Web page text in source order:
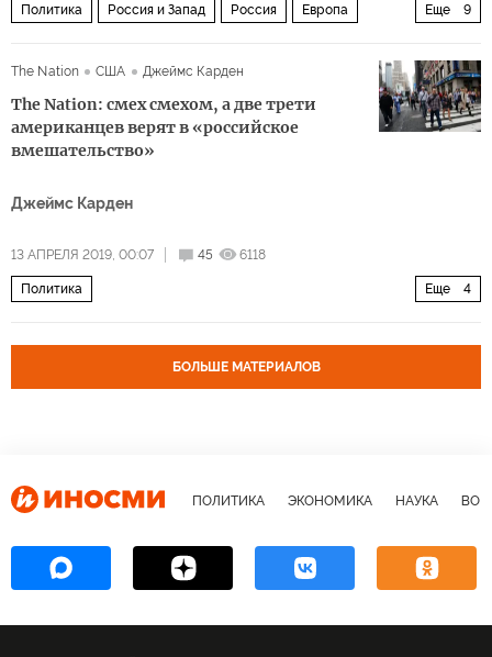
Еще 9
Политика Россия и Запад Россия Европа
катастрофа под Смоленском
убийство агрессия провокации
The Nation США Джеймс Карден
The Nation: смех смехом, а две трети
американцев верят в «российское
вмешательство»
Джеймс Карден
13 АПРЕЛЯ 2019, 00:07 45 6118
Еще 4
Политика
Рашагейт
БОЛЬШЕ МАТЕРИАЛОВ
ПОЛИТИКА ЭКОНОМИКА НАУКА